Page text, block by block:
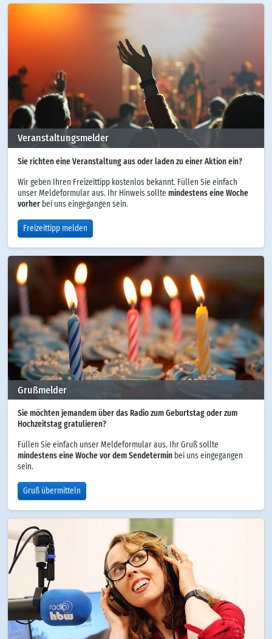
Veranstaltungsmelder
Sie richten eine Veranstaltung aus oder laden zu einer Aktion ein?
Wir geben Ihren Freizeittipp kostenlos bekannt. Füllen Sie einfach
unser Meldeformular aus. Ihr Hinweis sollte mindestens eine Woche
vorher bei uns eingegangen sein.
Freizeittipp melden
Grußmelder
Sie möchten jemandem über das Radio zum Geburtstag oder zum
Hochzeitstag gratulieren?
Füllen Sie einfach unser Meldeformular aus. Ihr Gruß sollte
mindestens eine Woche vor dem Sendetermin bei uns eingegangen
sein.
Gruß übermitteln